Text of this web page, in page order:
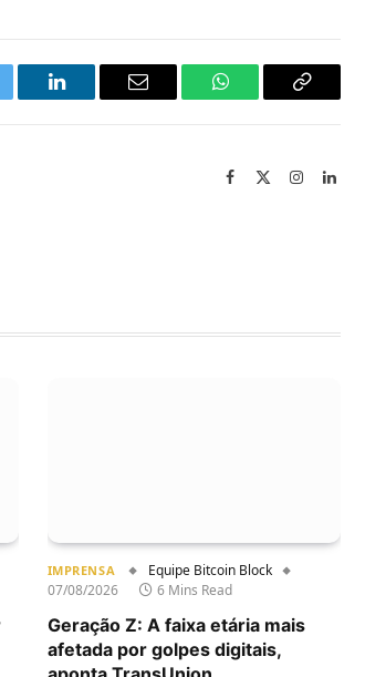
LinkedIn Email WhatsAppCopy
Facebook InstagramLinkedIn
IMPRENSA
Equipe Bitcoin Block
07/08/2026
6 Mins Read
Geração Z: A faixa etária mais
afetada por golpes digitais,